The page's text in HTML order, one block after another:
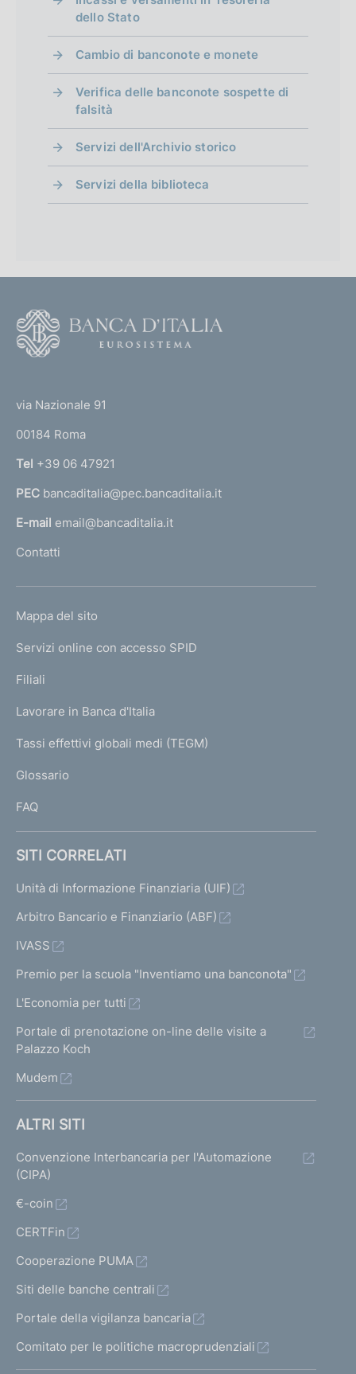
dello Stato
Cambio di banconote e monete
Verifica delle banconote sospette di
falsità
Servizi dell'Archivio storico
Servizi della biblioteca
r
n
a
l
'
m
e
a
g
via Nazionale 91
00184 Roma
Tel +39 06 47921
PEC bancaditalia@pec.bancaditalia.it
E-mail email@bancaditalia.it
Contatti
L
N
K
T
I
I
Mappa del sito
Servizi online con accesso SPID
Filiali
Lavorare in Banca d'Italia
Tassi effettivi globali medi (TEGM)
Glossario
FAQ
SITI CORRELATI
Unità di Informazione Finanziaria (UIF)
Arbitro Bancario e Finanziario (ABF)
IVASS
Premio per la scuola "Inventiamo una banconota"
L'Economia per tutti
Portale di prenotazione on-line delle visite a
Palazzo Koch
Mudem
ALTRI SITI
Convenzione Interbancaria per l'Automazione
(CIPA)
€-coin
CERTFin
Cooperazione PUMA
Siti delle banche centrali
Portale della vigilanza bancaria
Comitato per le politiche macroprudenziali